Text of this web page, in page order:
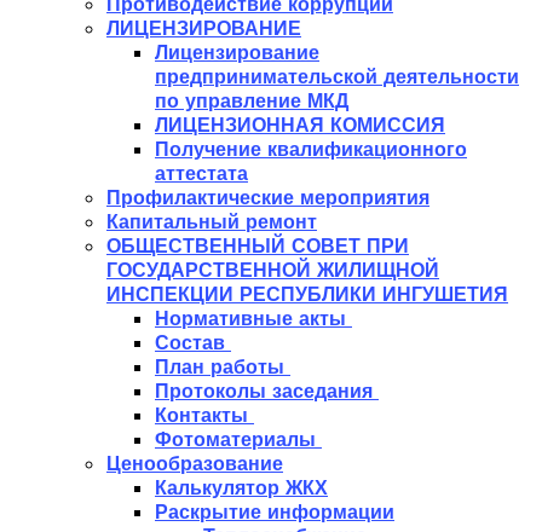
ЛИЦЕНЗИРОВАНИЕ
Лицензирование
предпринимательской деятельности
по управление МКД
ЛИЦЕНЗИОННАЯ КОМИССИЯ
Получение квалификационного
аттестата
Профилактические мероприятия
Капитальный ремонт
ОБЩЕСТВЕННЫЙ СОВЕТ ПРИ
ГОСУДАРСТВЕННОЙ ЖИЛИЩНОЙ
ИНСПЕКЦИИ РЕСПУБЛИКИ ИНГУШЕТИЯ
Нормативные акты
Состав
План работы
Протоколы заседания
Контакты
Фотоматериалы
Ценообразование
Калькулятор ЖКХ
Раскрытие информации